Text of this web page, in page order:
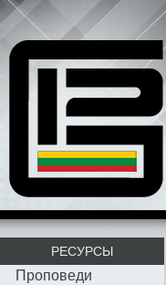
РЕСУРСЫ
Проповеди